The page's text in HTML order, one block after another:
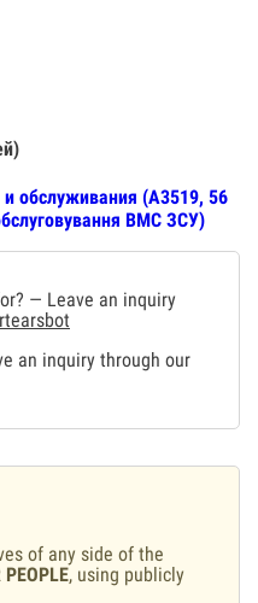
обслуживания (А3519, 56
ВМС ЗСУ)
— Leave an inquiry
an inquiry through our
of any side of the
PEOPLE, using publicly